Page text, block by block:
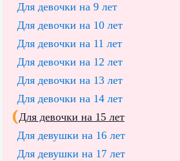
Для девочки на 9 лет
Для девочки на 10 лет
Для девочки на 11 лет
Для девочки на 12 лет
Для девочки на 13 лет
Для девочки на 14 лет
Для девочки на 15 лет
Для девушки на 16 лет
Для девушки на 17 лет